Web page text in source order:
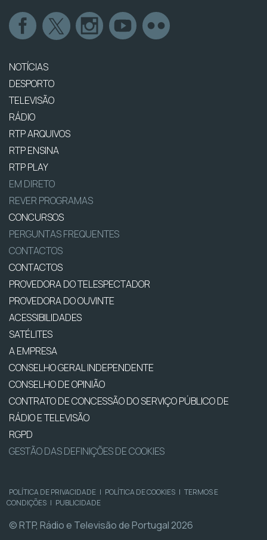
NOTÍCIAS
DESPORTO
TELEVISÃO
RÁDIO
RTP ARQUIVOS
RTP ENSINA
RTP PLAY
EM DIRETO
REVER PROGRAMAS
CONCURSOS
PERGUNTAS FREQUENTES
CONTACTOS
CONTACTOS
PROVEDORA DO TELESPECTADOR
PROVEDORA DO OUVINTE
ACESSIBILIDADES
SATÉLITES
A EMPRESA
CONSELHO GERAL INDEPENDENTE
CONSELHO DE OPINIÃO
CONTRATO DE CONCESSÃO DO SERVIÇO PÚBLICO DE
RÁDIO E TELEVISÃO
RGPD
GESTÃO DAS DEFINIÇÕES DE COOKIES
POLÍTICA DE PRIVACIDADE | POLÍTICA DE COOKIES | TERMOS E
CONDIÇÕES | PUBLICIDADE
© RTP, Rádio e Televisão de Portugal 2026